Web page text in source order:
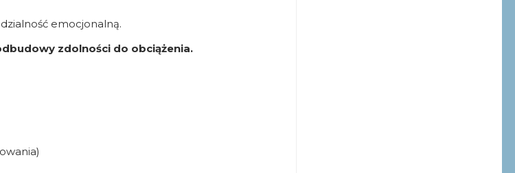
emocjonalną.
zdolności do obciążenia.